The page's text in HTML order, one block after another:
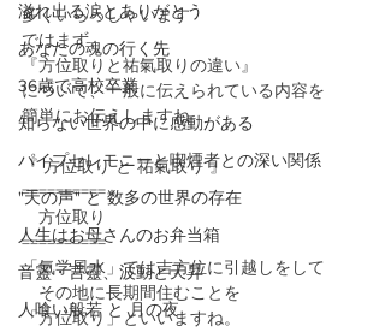
溢れ出る涙とありがとう
あなたの魂の行く先
36歳で高校卒業
知らない世界の中に感動がある
パイプセレモニーと喫煙者との深い関係
"天の声" と 数多の世界の存在
人生はお母さんのお弁当箱
音靈・言靈、波動と天昇
人喰い般若 と 月の夜
多くいらっしゃいます
ではまず、
『方位取りと祐氣取りの違い』
について、一般に伝えられている内容を
簡単にお伝えしますね
『 方位取り と 祐氣取り 』
==========
方位取り
==========
「気学風水」では吉方位に引越しをして
その地に長期間住むことを
「方位取り」といいますね。